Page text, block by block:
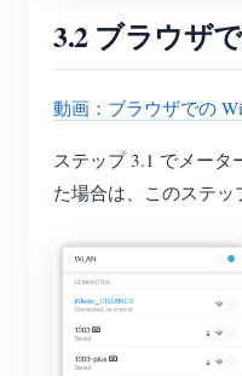
3.2 ブラウザ
動画：ブラウザでの
ステップ 3.1 でメータ
た場合は、このステッ